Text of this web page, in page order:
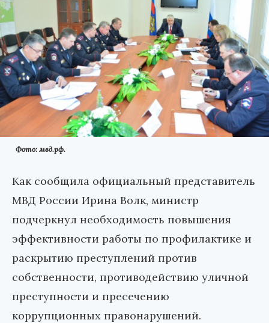
Фото: мвд.рф.
Как сообщила официальный представитель
МВД России Ирина Волк, министр
подчеркнул необходимость повышения
эффективности работы по профилактике и
раскрытию преступлений против
собственности, противодействию уличной
преступности и пресечению
коррупционных правонарушений.